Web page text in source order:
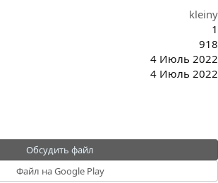
kleiny
1
918
4 Июль 2022
4 Июль 2022
Обсудить файл
Файл на Google Play